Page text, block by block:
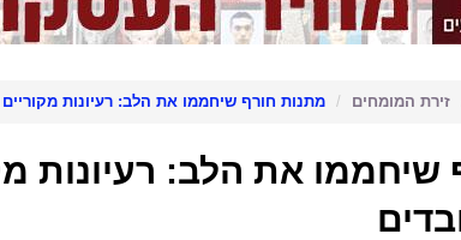
זירת המומחים מתנות חורף שיחממו את הלב: רעיונות
שיחממו את הלב: רעיונות